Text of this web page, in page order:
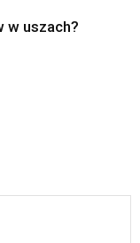
w uszach?